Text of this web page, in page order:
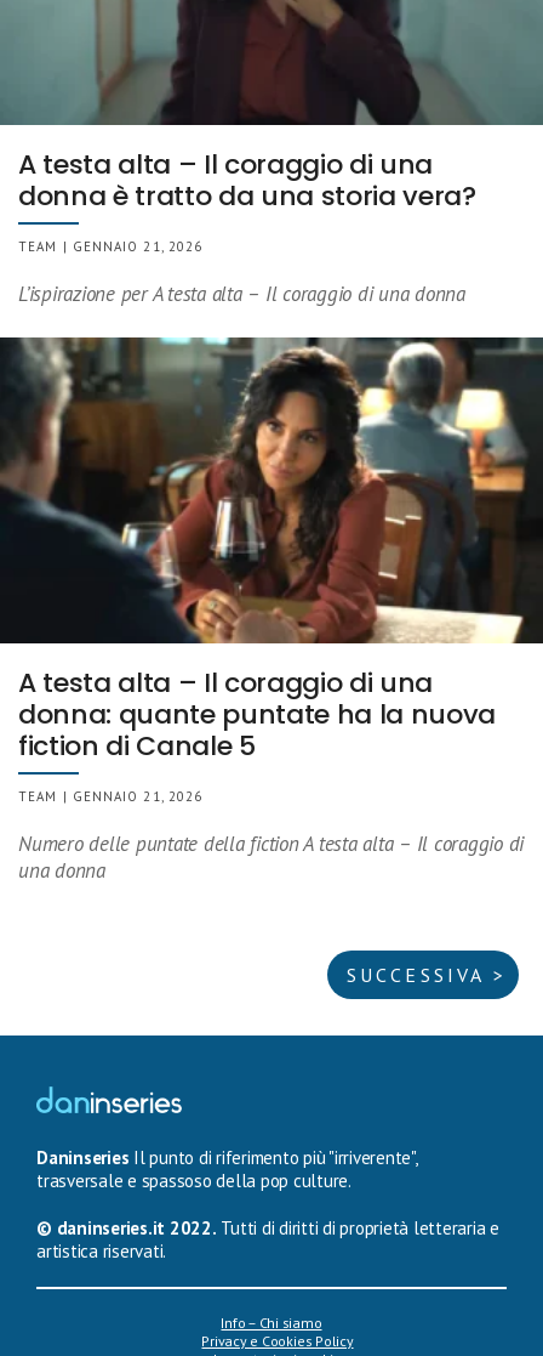
A testa alta – Il coraggio di una
donna è tratto da una storia vera?
TEAM | GENNAIO 21, 2026
L’ispirazione per A testa alta – Il coraggio di una donna
A testa alta – Il coraggio di una
donna: quante puntate ha la nuova
fiction di Canale 5
TEAM | GENNAIO 21, 2026
Numero delle puntate della fiction A testa alta – Il coraggio di
una donna
SUCCESSIVA >
Daninseries Il punto di riferimento più "irriverente",
trasversale e spassoso della pop culture.
© daninseries.it 2022. Tutti di diritti di proprietà letteraria e
artistica riservati.
Info – Chi siamo
Privacy e Cookies Policy